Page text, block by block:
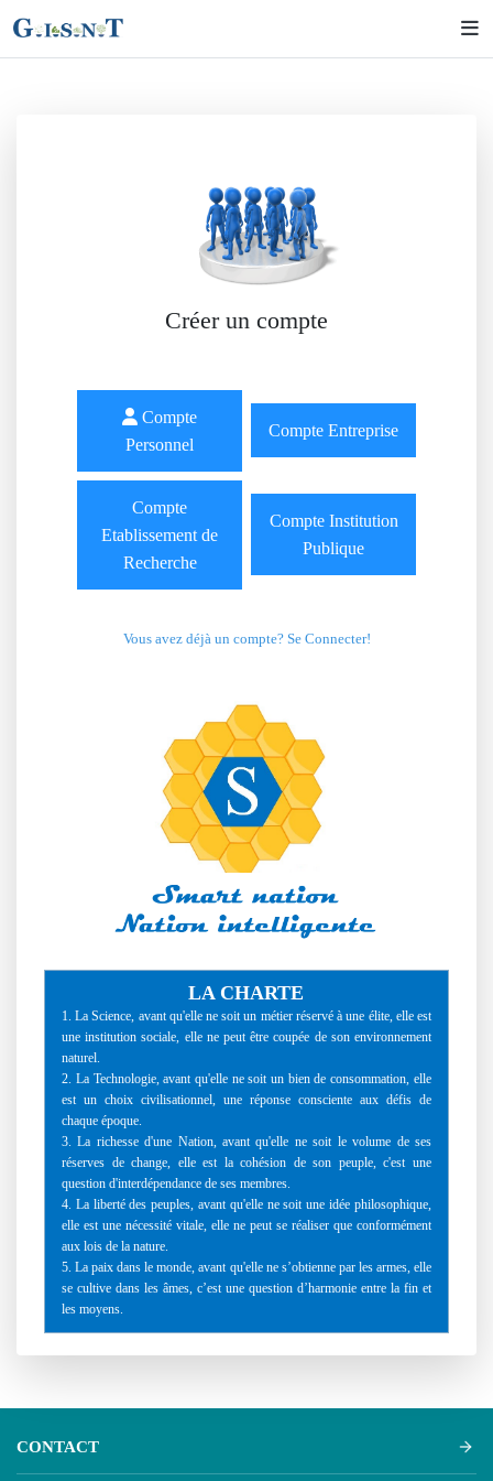
Créer un compte
Compte
Personnel
Compte Entreprise
Compte
Etablissement de
Recherche
Compte Institution
Publique
Vous avez déjà un compte? Se Connecter!
LA CHARTE
1. La Science, avant qu'elle ne soit un métier réservé à une élite, elle est
une institution sociale, elle ne peut être coupée de son environnement
naturel.
2. La Technologie, avant qu'elle ne soit un bien de consommation, elle
est un choix civilisationnel, une réponse consciente aux défis de
chaque époque.
3. La richesse d'une Nation, avant qu'elle ne soit le volume de ses
réserves de change, elle est la cohésion de son peuple, c'est une
question d'interdépendance de ses membres.
4. La liberté des peuples, avant qu'elle ne soit une idée philosophique,
elle est une nécessité vitale, elle ne peut se réaliser que conformément
aux lois de la nature.
5. La paix dans le monde, avant qu'elle ne s’obtienne par les armes, elle
se cultive dans les âmes, c’est une question d’harmonie entre la fin et
les moyens.
CONTACT